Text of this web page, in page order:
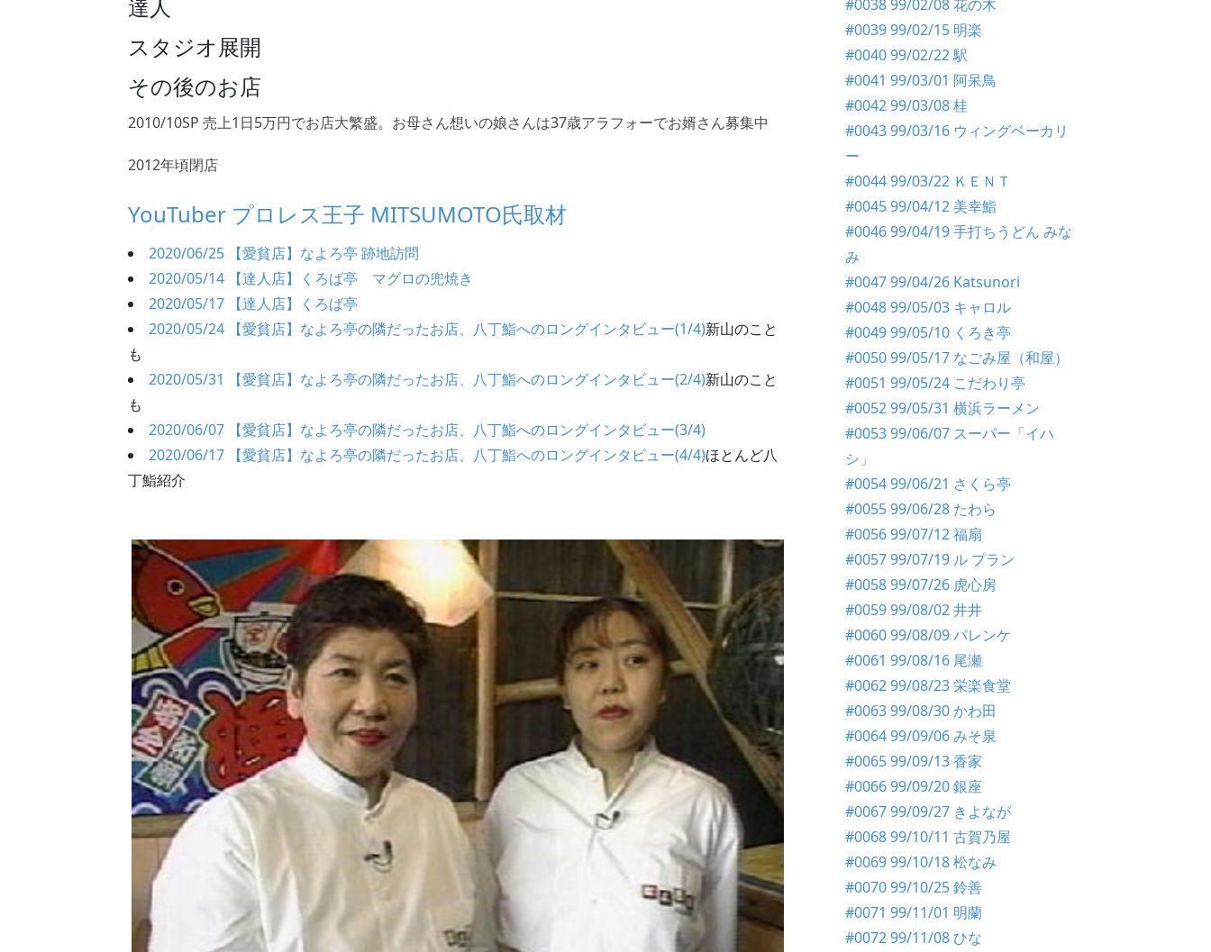
達人
スタジオ展開
その後のお店
2010/10SP 売上1日5万円でお店大繁盛。お母さん想いの娘さんは37歳アラフォーでお婿さん募集中
2012年頃閉店
YouTuber プロレス王子 MITSUMOTO氏取材
2020/06/25 【愛貧店】なよろ亭 跡地訪問
2020/05/14 【達人店】くろば亭 マグロの兜焼き
2020/05/17 【達人店】くろば亭
2020/05/24 【愛貧店】なよろ亭の隣だったお店、八丁鮨へのロングインタビュー(1/4)新山のこと
も
2020/05/31 【愛貧店】なよろ亭の隣だったお店、八丁鮨へのロングインタビュー(2/4)新山のこと
も
2020/06/07 【愛貧店】なよろ亭の隣だったお店、八丁鮨へのロングインタビュー(3/4)
2020/06/17 【愛貧店】なよろ亭の隣だったお店、八丁鮨へのロングインタビュー(4/4)ほとんど八
丁鮨紹介
#0038 99/02/08 花の木
#0039 99/02/15 明楽
#0040 99/02/22 駅
#0041 99/03/01 阿呆鳥
#0042 99/03/08 桂
#0043 99/03/16 ウィングベーカリ
ー
#0044 99/03/22 ＫＥＮＴ
#0045 99/04/12 美幸鮨
#0046 99/04/19 手打ちうどん みな
み
#0047 99/04/26 Katsunori
#0048 99/05/03 キャロル
#0049 99/05/10 くろき亭
#0050 99/05/17 なごみ屋（和屋）
#0051 99/05/24 こだわり亭
#0052 99/05/31 横浜ラーメン
#0053 99/06/07 スーパー「イハ
シ」
#0054 99/06/21 さくら亭
#0055 99/06/28 たわら
#0056 99/07/12 福扇
#0057 99/07/19 ル プラン
#0058 99/07/26 虎心房
#0059 99/08/02 井井
#0060 99/08/09 パレンケ
#0061 99/08/16 尾瀬
#0062 99/08/23 栄楽食堂
#0063 99/08/30 かわ田
#0064 99/09/06 みそ泉
#0065 99/09/13 香家
#0066 99/09/20 銀座
#0067 99/09/27 きよなが
#0068 99/10/11 古賀乃屋
#0069 99/10/18 松なみ
#0070 99/10/25 鈴善
#0071 99/11/01 明蘭
#0072 99/11/08 ひな